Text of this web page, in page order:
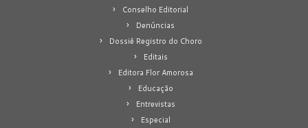
Conselho Editorial
Denúncias
Dossiê Registro do Choro
Editais
Editora Flor Amorosa
Educação
Entrevistas
Especial